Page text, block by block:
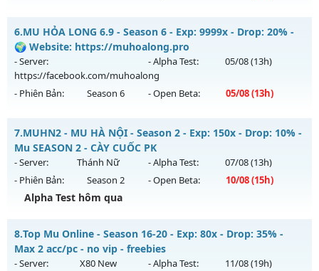
Thể loại: Mu Nguyên bản Webzen
Antihack: Sharkguard
MU HỎA LONG 6.9 - 🌍 Website: https://muhoalong.pro
Mu mới ra tháng 08 2026 - Mở máy chủ
https://facebook.com/muhoalongvào 13h ngày
04/08/2626
Exp: 9999x - Drop: 20%
Thể loại: Mu Nguyên bản Webzen
Antihack: XShield
6.MU HỎA LONG 6.9 - Season 6 - Exp: 9999x - Drop: 20% -
🌍 Website: https://muhoalong.pro
- Server:
https://facebook.com/muhoalong
- Alpha Test: 05/08(13h)
- Phiên Bản: Season 6 - Open Beta: 05/08(13h)
MU HỎA LONG 6.9 - 🌍 Website: https://muhoalong.pro
Mu mới ra tháng 08 2026 - Mở máy chủ
https://facebook.com/muhoalongvào 13h ngày
05/08/2626
Exp: 9999x - Drop: 20%
Thể loại: Mu Nguyên bản Webzen
Antihack: XShield
7.MUHN2 - MU HÀ NỘI - Season 2 - Exp: 150x - Drop: 10% -
Mu SEASON 2 - CÀY CUỐC PK
- Server: Thánh Nữ - Alpha Test: 07/08(13h)
- Phiên Bản:
Season 2 - Open Beta: 10/08(15h)
Alpha Test hôm qua
MUHN2 - MU HÀ NỘI - Mu SEASON 2 - CÀY CUỐC PK
Mu mới ra tháng 08 2026 - Mở máy chủ
ngày 10/08/2626
8.Top Mu Online - Season 16-20 - Exp: 80x - Drop: 35% -
Max 2 acc/pc - no vip - freebies
- Server: X80 New - Alpha Test: 11/08(19h)